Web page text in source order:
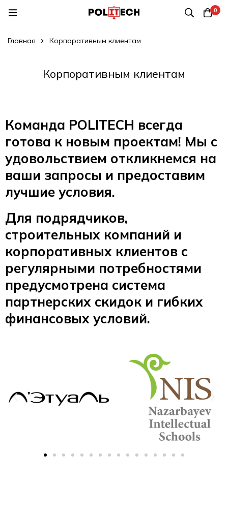
0
Главная Корпоративным клиентам
Корпоративным клиентам
Команда POLITECH всегда
готова к новым проектам! Мы с
удовольствием откликнемся на
ваши запросы и предоставим
лучшие условия.
Для подрядчиков,
строительных компаний и
корпоративных клиентов с
регулярными потребностями
предусмотрена система
партнерских скидок и гибких
финансовых условий.